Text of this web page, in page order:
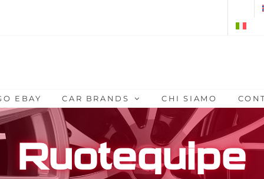
EBAY CAR BRANDS CHI SIAMO
Ruotequipe